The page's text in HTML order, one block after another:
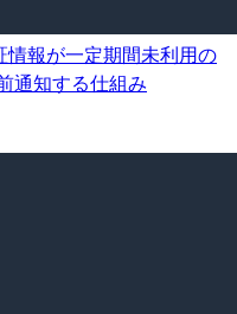
報が一定期間未利用の
通知する仕組み